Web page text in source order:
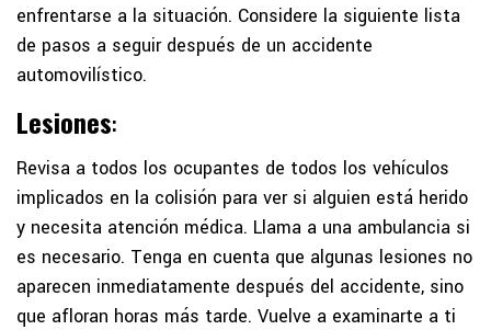
enfrentarse a la situación. Considere la siguiente lista
de pasos a seguir después de un accidente
automovilístico.
Lesiones:
Revisa a todos los ocupantes de todos los vehículos
implicados en la colisión para ver si alguien está herido
y necesita atención médica. Llama a una ambulancia si
es necesario. Tenga en cuenta que algunas lesiones no
aparecen inmediatamente después del accidente, sino
que afloran horas más tarde. Vuelve a examinarte a ti